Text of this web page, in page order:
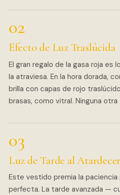
Efecto de Luz Traslúcida
El gran regalo de la gasa roja es
la atraviesa. En la hora dorada,
brilla con capas de rojo
brasas, como vitral. Ninguna
Luz de Tarde al Atardecer
Este vestido premia la paciencia
perfecta. La tarde avanzada —